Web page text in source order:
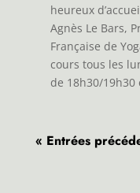
heureux
Agnès Le Bars,
Française de
cours tous les
de 18h30/19h30
« Entrées